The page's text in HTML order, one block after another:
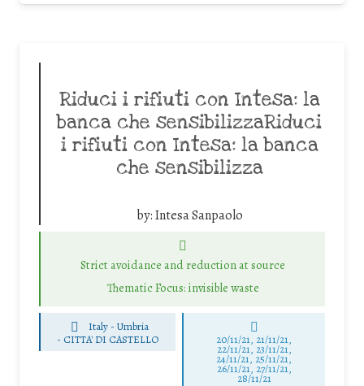
Riduci i rifiuti con Intesa: la
banca che sensibilizzaRiduci
i rifiuti con Intesa: la banca
che sensibilizza
by:Intesa Sanpaolo
Strict avoidance and reduction at source
Thematic Focus: invisible waste
Italy - Umbria
- CITTA' DI CASTELLO 20/11/21, 21/11/21,
22/11/21, 23/11/21,
24/11/21, 25/11/21,
26/11/21, 27/11/21,
28/11/21